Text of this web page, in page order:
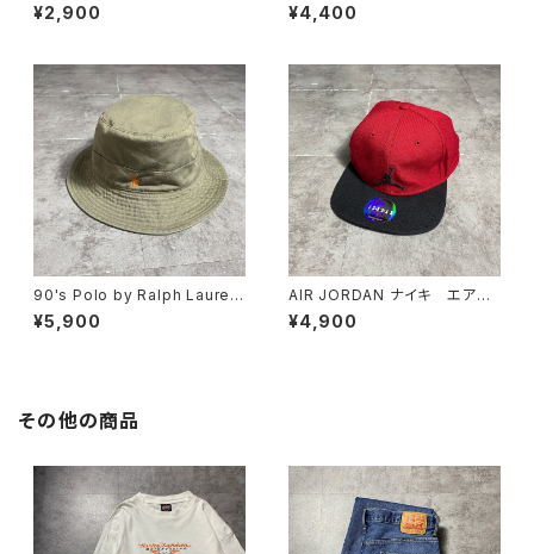
エンブレムロゴ ブラック
黒 アクリル ニット帽 ニット
¥2,900
ィ "McDowell's" 刺繍ロゴ
企業物 ブラック 黒 キャップ
¥4,400
90's Polo by Ralph Lauren
ポロバイラルフローレン 刺繍
ロゴ ポニー カーキ バケッ
¥5,900
AIR JORDAN ナイキ エアジ
ョーダン ジャンプマン 刺繍
ロゴ スナップバック キャップ
¥4,900
その他の商品